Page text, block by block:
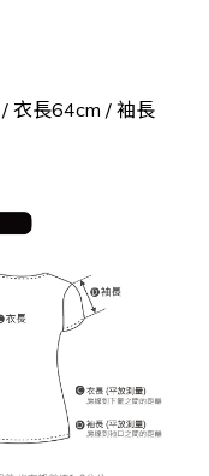
衣長64cm / 袖長